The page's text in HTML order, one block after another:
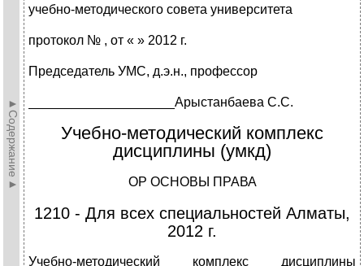
►Содержание►
учебно-методического совета университета
протокол № , от « » 2012 г.
Председатель УМС, д.э.н., профессор
____________________Арыстанбаева С.С.
Учебно-методический комплекс
дисциплины (умкд)
OP ОСНОВЫ ПРАВА
1210 - Для всех специальностей Алматы,
2012 г.
Учебно-методический комплекс дисциплины